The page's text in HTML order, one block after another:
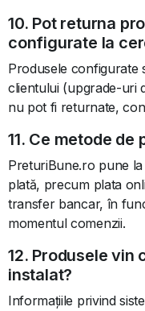
10. Pot returna
configurate la
Produsele configurate
clientului (upgrade-uri
nu pot fi returnate,
11. Ce metode de
PreturiBune.ro pune
plată, precum plata
transfer bancar, în
momentul comenzii.
12. Produsele vin
instalat?
Informațiile privind